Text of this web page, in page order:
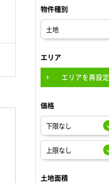
物件種別
エリア
エリアを再設定
価格
土地面積